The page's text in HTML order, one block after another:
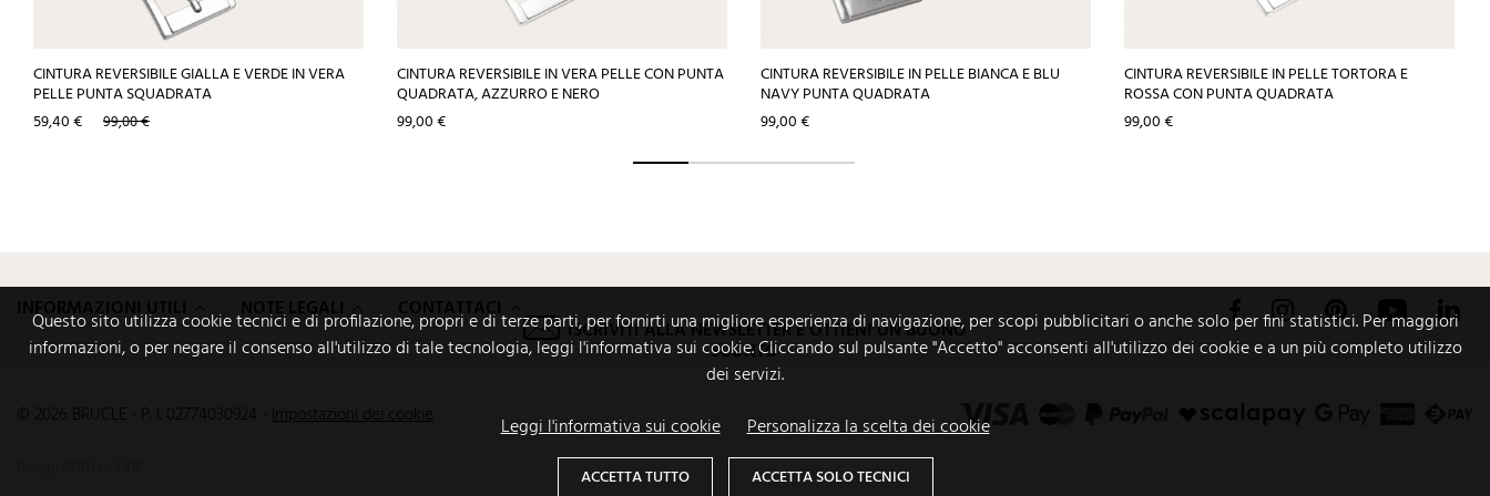
CINTURA REVERSIBILE GIALLA E VERDE IN VERA
PELLE PUNTA SQUADRATA
Prezzo
59,40 € Prezzo
99,00 €
CINTURA REVERSIBILE IN VERA PELLE CON PUNTA
QUADRATA, AZZURRO E NERO
Prezzo
99,00 €
CINTURA REVERSIBILE IN PELLE BIANCA E BLU
NAVY PUNTA QUADRATA
Prezzo
99,00 €
CINTURA REVERSIBILE IN PELLE TORTORA E
ROSSA CON PUNTA QUADRATA
Prezzo
99,00 €
Questo sito utilizza cookie tecnici e di profilazione, propri e di terze parti, per fornirti una migliore esperienza di navigazione, per scopi pubblicitari o anche solo per fini statistici. Per maggiori
informazioni, o per negare il consenso all'utilizzo di tale tecnologia, leggi l'informativa sui cookie. Cliccando sul pulsante "Accetto" acconsenti all'utilizzo dei cookie e a un più completo utilizzo
dei servizi.
Leggi l'informativa sui cookie
Personalizza la scelta dei cookie
ACCETTA TUTTO ACCETTA SOLO TECNICI
INFORMAZIONI UTILI NOTE LEGALI CONTATTACI
ISCRIVITI ALLA NEWSLETTER E OTTIENI UN BUONO
SCONTO
FacebookInstagramPinterest YouTube
© 2026 BRUCLE - P. I. 02774030924 Impostazioni dei cookie